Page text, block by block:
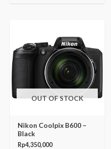
OUT OF STOCK
Nikon Coolpix B600 –
Black
Rp4,350,000